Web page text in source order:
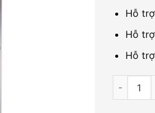
Hỗ
Hỗ
Hỗ
Camera